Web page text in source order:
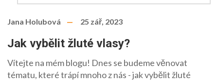
Jana Holubová 25 zář, 2023
Jak vybělit žluté vlasy?
Vítejte na mém blogu! Dnes se budeme věnovat
tématu, které trápí mnoho z nás - jak vybělit žluté